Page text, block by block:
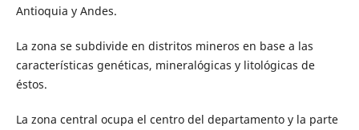
Antioquia y Andes.
La zona se subdivide en distritos mineros en base a las
características genéticas, mineralógicas y litológicas de
éstos.
La zona central ocupa el centro del departamento y la parte